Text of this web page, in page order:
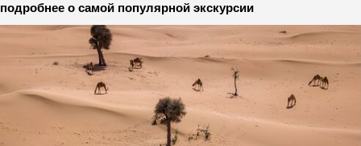
подробнее о самой популярной экскурсии